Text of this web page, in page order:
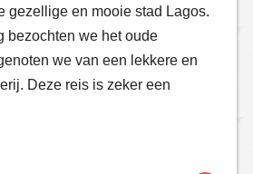
gezellige en mooie stad Lagos.
bezochten we het oude
we van een lekkere en
Deze reis is zeker een